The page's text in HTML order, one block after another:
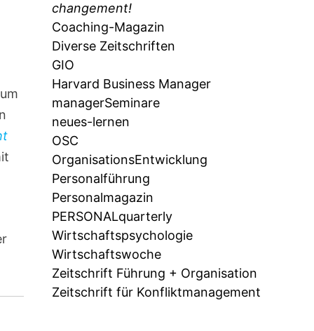
changement!
Coaching-Magazin
Diverse Zeitschriften
GIO
Harvard Business Manager
managerSeminare
neues-lernen
OSC
OrganisationsEntwicklung
Personalführung
Personalmagazin
PERSONALquarterly
Wirtschaftspsychologie
Wirtschaftswoche
Zeitschrift Führung + Organisation
Zeitschrift für Konfliktmanagement